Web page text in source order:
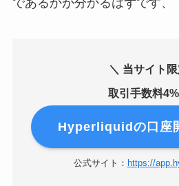
であるかが分かるはずです、
＼ 当サイト
取引手数料
Hyperliquidの口座
公式サイト： https://